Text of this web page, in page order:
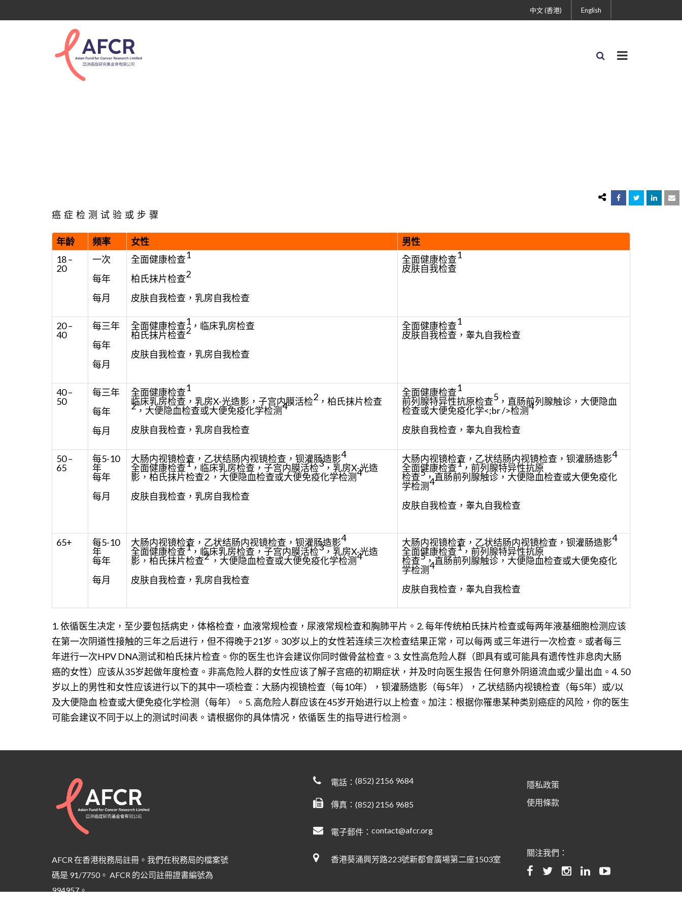
English
中文 (香港)
癌 症 检 测 试 验 或 步 骤
年龄 频率 女性
男性
18 –
20
一次
每年
每月
全面健康检查1
柏氏抹片检查2
皮肤自我检查，乳房自我检查
全面健康检查1
皮肤自我检查
20 –
40
每三年
每年
每月
全面健康检查1 ，临床乳房检查
柏氏抹片检查2
皮肤自我检查，乳房自我检查
全面健康检查1
皮肤自我检查，睾丸自我检查
40 –
50
每三年
每年
每月
全面健康检查1
临床乳房检查，乳房X-光造影，子宫内膜活检2 ，柏氏抹片检查
2 ，大便隐血检查或大便免疫化学检测4
皮肤自我检查，乳房自我检查
全面健康检查1
前列腺特异性抗原检查5 ，直肠前列腺触诊，大便隐血
检查或大便免疫化学<;br />检测4
皮肤自我检查，睾丸自我检查
50 –
65
每5-10
年
每年
每月
大肠内视镜检查，乙状结肠内视镜检查，钡灌肠造影4
全面健康检查1 ，临床乳房检查，子宫内膜活检3 ，乳房X-光造
影，柏氏抹片检查2 ，大便隐血检查或大便免疫化学检测4
皮肤自我检查，乳房自我检查
大肠内视镜检查，乙状结肠内视镜检查，钡灌肠造影4
全面健康检查1 ，前列腺特异性抗原
检查5 ，直肠前列腺触诊，大便隐血检查或大便免疫化
学检测4
皮肤自我检查，睾丸自我检查
65+
每5-10
年
每年
每月
大肠内视镜检查，乙状结肠内视镜检查，钡灌肠造影4
全面健康检查1 ，临床乳房检查，子宫内膜活检3 ，乳房X-光造
影，柏氏抹片检查2 ，大便隐血检查或大便免疫化学检测4
皮肤自我检查，乳房自我检查
大肠内视镜检查，乙状结肠内视镜检查，钡灌肠造影4
全面健康检查1 ，前列腺特异性抗原
检查5 ，直肠前列腺触诊，大便隐血检查或大便免疫化
学检测4
皮肤自我检查，睾丸自我检查
1. 依循医生决定，至少要包括病史，体格检查，血液常规检查，尿液常规检查和胸肺平片。2. 每年传统柏氏抹片检查或每两年液基细胞检测应该
在第一次阴道性接触的三年之后进行，但不得晚于21岁。30岁以上的女性若连续三次检查结果正常，可以每两 或三年进行一次检查。或者每三
年进行一次HPV DNA测试和柏氏抹片检查。你的医生也许会建议你同时做骨盆检查。3. 女性高危险人群（即具有或可能具有遗传性非息肉大肠
癌的女性）应该从35岁起做年度检查。非高危险人群的女性应该了解子宫癌的初期症状，并及时向医生报告 任何意外阴道流血或少量出血。4. 50
岁以上的男性和女性应该进行以下的其中一项检查：大肠内视镜检查（每10年），钡灌肠造影（每5年），乙状结肠内视镜检查（每5年）或/以
及大便隐血 检查或大便免疫化学检测（每年）。5. 高危险人群应该在45岁开始进行以上检查。加注：根据你罹患某种类别癌症的风险，你的医生
可能会建议不同于以上的测试时间表。请根据你的具体情况，依循医 生的指导进行检测。
AFCR 在香港稅務局註冊。我們在稅務局的檔案號
碼是 91/7750。 AFCR 的公司註冊證書編號為
994957。
電話：(852) 2156 9684
傳真：(852) 2156 9685
電子郵件：contact@afcr.org
香港葵涌興芳路223號新都會廣場第二座1503室
隱私政策
使用條款
關注我們：